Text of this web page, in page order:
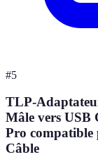
#5
TLP-
Mâle vers USB
Pro
Câble